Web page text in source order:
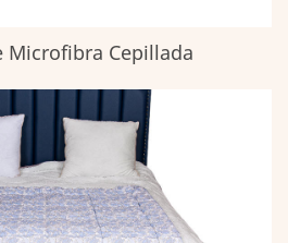
Microfibra Cepillada